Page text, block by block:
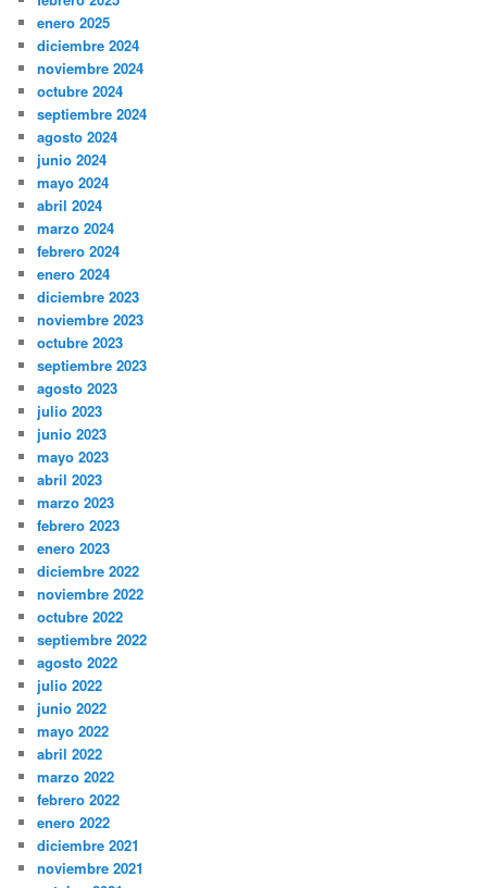
enero 2025
diciembre 2024
noviembre 2024
octubre 2024
septiembre 2024
agosto 2024
junio 2024
mayo 2024
abril 2024
marzo 2024
febrero 2024
enero 2024
diciembre 2023
noviembre 2023
octubre 2023
septiembre 2023
agosto 2023
julio 2023
junio 2023
mayo 2023
abril 2023
marzo 2023
febrero 2023
enero 2023
diciembre 2022
noviembre 2022
octubre 2022
septiembre 2022
agosto 2022
julio 2022
junio 2022
mayo 2022
abril 2022
marzo 2022
febrero 2022
enero 2022
diciembre 2021
noviembre 2021